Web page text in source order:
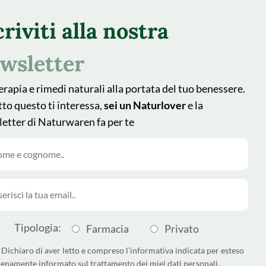
Piante
Natur Blog
Shop
Area farmacisti
Recedere dal contratto qui
alla nostra
e rimedi naturali alla portata del tuo benessere.
questo ti interessa,sei un Naturlovere la
di Naturwaren fa per te
Tipologia: Farmacia Privato
Dichiaro di aver letto e compreso l’informativa indicata per esteso
informato sul trattamento dei miei dati personali,